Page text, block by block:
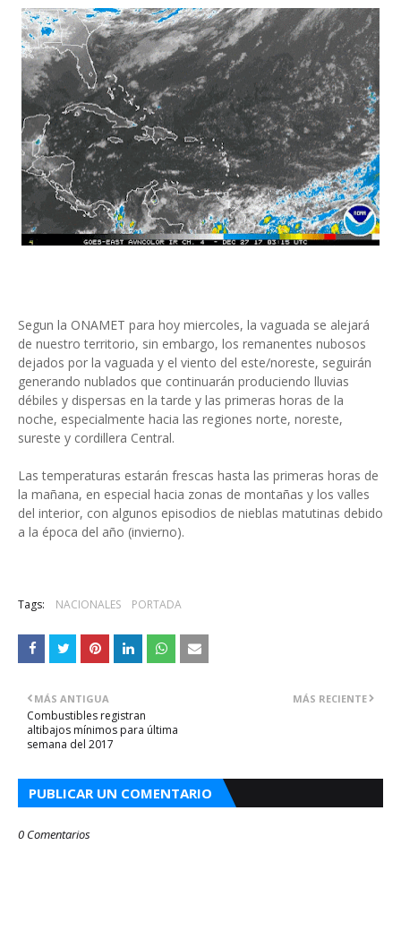
Segun la ONAMET para hoy miercoles, la vaguada se alejará
de nuestro territorio, sin embargo, los remanentes nubosos
dejados por la vaguada y el viento del este/noreste, seguirán
generando nublados que continuarán produciendo lluvias
débiles y dispersas en la tarde y las primeras horas de la
noche, especialmente hacia las regiones norte, noreste,
sureste y cordillera Central.
Las temperaturas estarán frescas hasta las primeras horas de
la mañana, en especial hacia zonas de montañas y los valles
del interior, con algunos episodios de nieblas matutinas debido
a la época del año (invierno).
Tags: NACIONALES PORTADA
MÁS RECIENTE
MÁS ANTIGUA
Combustibles registran
altibajos mínimos para última
semana del 2017
PUBLICAR UN COMENTARIO
0 Comentarios